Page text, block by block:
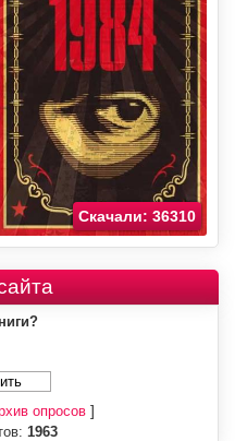
Скачали: 36310
опросов]
1963